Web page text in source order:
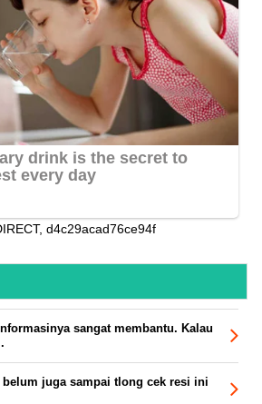
d4c29acad76ce94f
Informasinya sangat membantu. Kalau
belum juga sampai tlong cek resi ini